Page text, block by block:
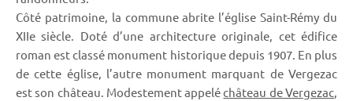
Côté patrimoine, la commune abrite l’église Saint-Rémy du
XIIe siècle. Doté d’une architecture originale, cet édifice
roman est classé monument historique depuis 1907. En plus
de cette église, l’autre monument marquant de Vergezac
est son château. Modestement appeléchâteau de Vergezac,